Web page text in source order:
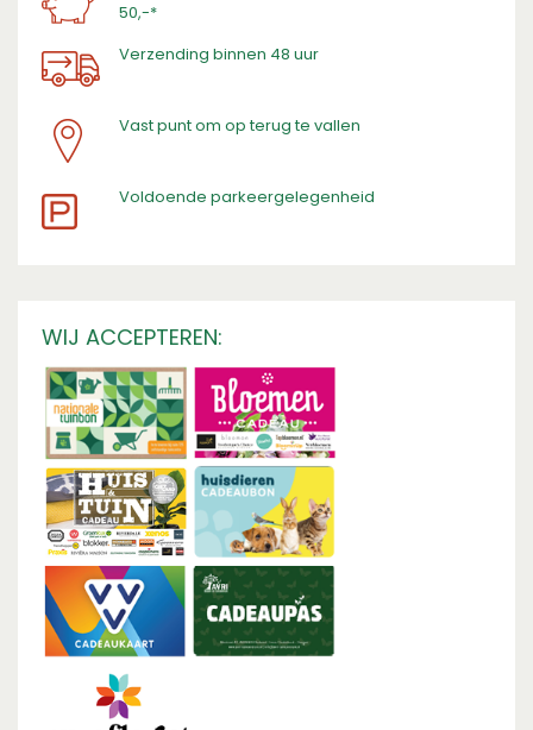
50,-*
Verzending binnen 48 uur
Vast punt om op terug te vallen
​Voldoende parkeergelegenheid
WIJ ACCEPTEREN: